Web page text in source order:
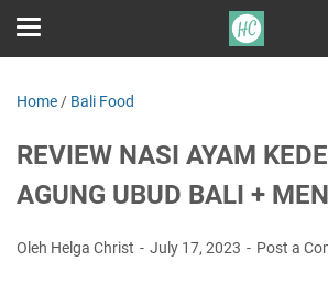
Home / Bali Food
REVIEW NASI AYAM
AGUNG UBUD BALI +
Oleh Helga Christ July 17, 2023 Post a